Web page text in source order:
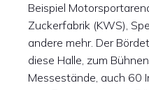
Beispiel
Zuckerfabrik (KWS),
andere mehr. Der
diese Halle, zum
Messestände, auch 60